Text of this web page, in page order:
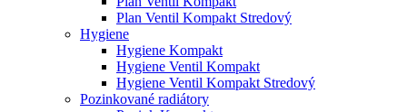
Plan Ventil Kompakt Stredový
Hygiene
Hygiene Kompakt
Hygiene Ventil Kompakt
Hygiene Ventil Kompakt Stredový
Pozinkované radiátory